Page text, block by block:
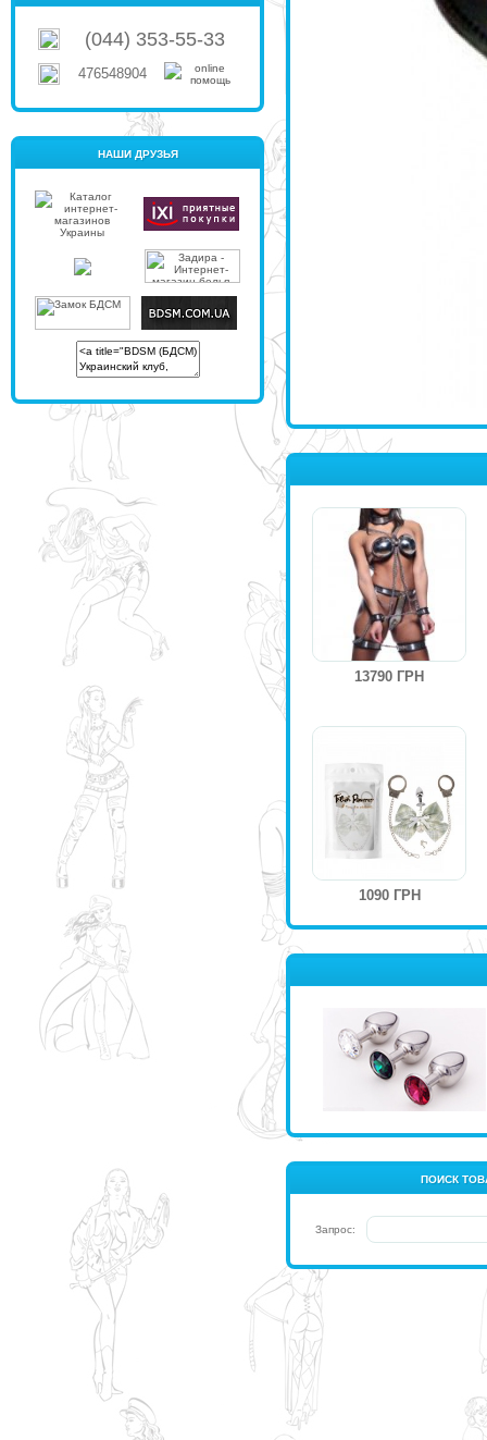
(044) 353-55-33
476548904
НАШИ ДРУЗЬЯ
13790 ГРН
1090 ГРН
ПОИСК
Запрос: